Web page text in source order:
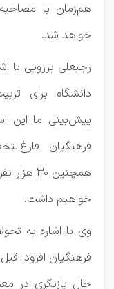
هم‌زمان با
خواهد شد.
رجبعلی برزویی با
دانشگاه برای
فرهنگیان
همچنین
خواهیم داشت.
وی با اشاره به
فرهنگیان افزود:
حال بازنگری در